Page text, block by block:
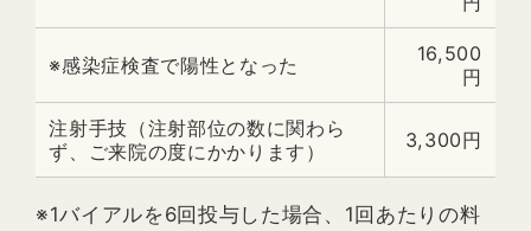
※感染症検査で陽性となった
16,500
円
注射手技（注射部位の数に関わら
ず、ご来院の度にかかります）
3,300円
※1バイアルを6回投与した場合、1回あたりの料